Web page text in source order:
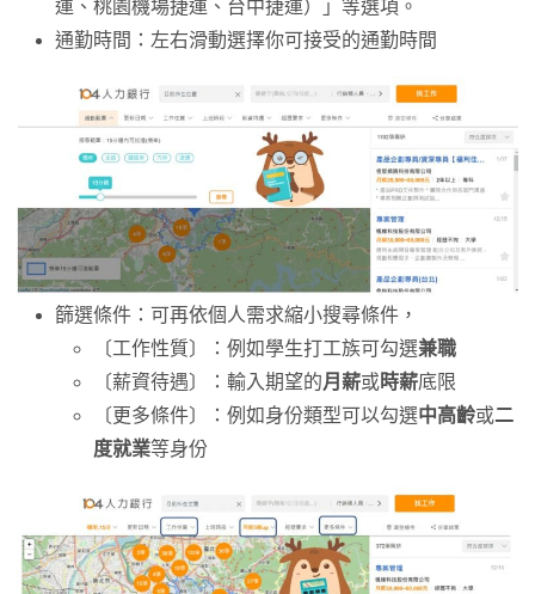
運、桃園機場捷運、台中捷運）」等選項。
通勤時間：左右滑動選擇你可接受的通勤時間
篩選條件：可再依個人需求縮小搜尋條件，
〔工作性質〕：例如學生打工族可勾選兼職
〔薪資待遇〕：輸入期望的月薪或時薪底限
〔更多條件〕：例如身份類型可以勾選中高齡或二
度就業等身份